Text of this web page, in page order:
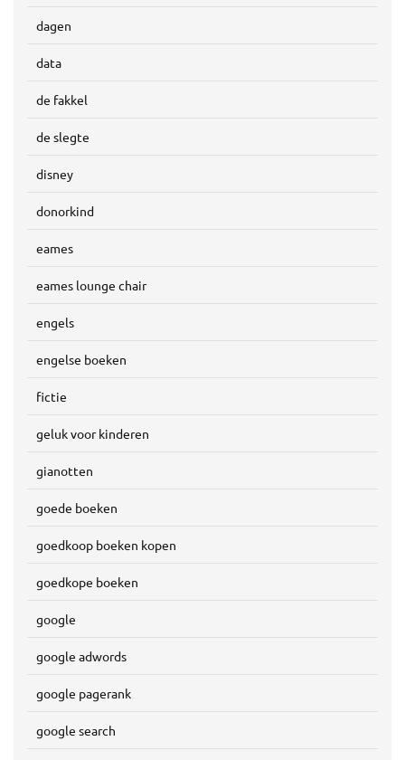
dagen
data
de fakkel
de slegte
disney
donorkind
eames
eames lounge chair
engels
engelse boeken
fictie
geluk voor kinderen
gianotten
goede boeken
goedkoop boeken kopen
goedkope boeken
google
google adwords
google pagerank
google search